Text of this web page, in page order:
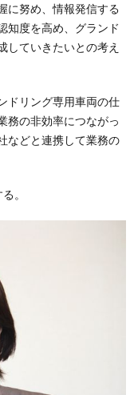
に努め、情報発信する
知度を高め、グランド
していきたいとの考え
ドリング専用車両の仕
務の非効率につながっ
などと連携して業務の
。